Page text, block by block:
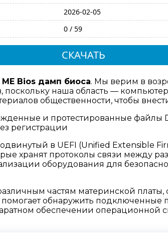
2026-02-05
0 / 59
СКАЧАТЬ
Bios дамп биоса. Мы верим в
наша область —
общественности, чтобы
и протестированные файлы
регистрации
в UEFI (Unified Extensible
хранят протоколы связи между
оборудования для
частям материнской платы,
обнаружить подключенные
обеспечении операционной